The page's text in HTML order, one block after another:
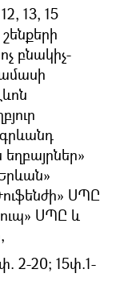
13, 15
բնակիչ-
ՍՊԸ
ՍՊԸ և
2-20; 15փ.1-